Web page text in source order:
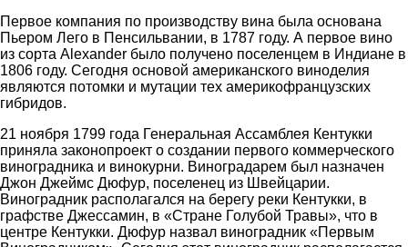
Первое компания по производству вина была основана
Пьером Лего в Пенсильвании, в 1787 году. А первое вино
из сорта Alexander было получено поселенцем в Индиане в
1806 году. Сегодня основой американского виноделия
являются потомки и мутации тех америкофранцузских
гибридов.
21 ноября 1799 года Генеральная Ассамблея Кентукки
приняла законопроект о создании первого коммерческого
виноградника и винокурни. Виноградарем был назначен
Джон Джеймс Дюфур, поселенец из Швейцарии.
Виноградник располагался на берегу реки Кентукки, в
графстве Джессамин, в «Стране Голубой Травы», что в
центре Кентукки. Дюфур назвал виноградник «Первым